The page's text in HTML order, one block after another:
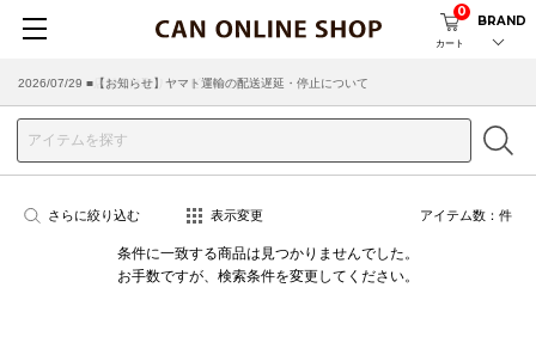
カート
0
BRAND
2026/07/29 ■【お知らせ】ヤマト運輸の配送遅延・停止について
2026/03/18 ■店舗受け取りサービスのご案内
さらに絞り込む 表示変更 アイテム数： 件
条件に一致する商品は見つかりませんでした。
お手数ですが、検索条件を変更してください。